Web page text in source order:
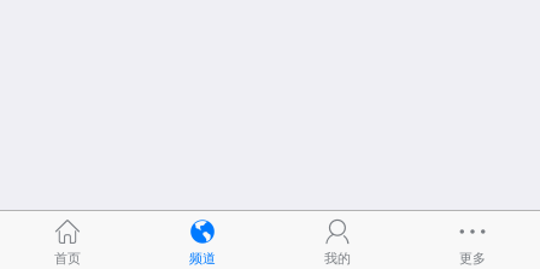
首页 频道 我的 更多